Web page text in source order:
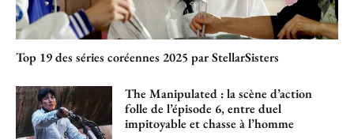
Top 19 des séries coréennes 2025 par StellarSisters
The Manipulated : la scène d’action
folle de l’épisode 6, entre duel
impitoyable et chasse à l’homme